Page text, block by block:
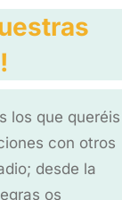
los que queréis
con otros
desde la
os